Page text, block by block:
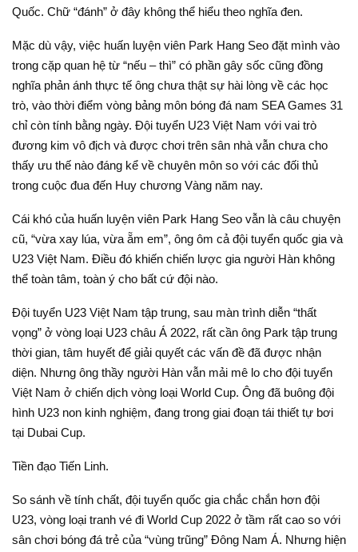
Quốc. Chữ “đánh” ở đây không thể hiểu theo nghĩa đen.
Mặc dù vậy, việc huấn luyện viên Park Hang Seo đặt mình vào
trong cặp quan hệ từ “nếu – thì” có phần gây sốc cũng đồng
nghĩa phản ánh thực tế ông chưa thật sự hài lòng về các học
trò, vào thời điểm vòng bảng môn bóng đá nam SEA Games 31
chỉ còn tính bằng ngày. Đội tuyển U23 Việt Nam với vai trò
đương kim vô địch và được chơi trên sân nhà vẫn chưa cho
thấy ưu thế nào đáng kể về chuyên môn so với các đối thủ
trong cuộc đua đến Huy chương Vàng năm nay.
Cái khó của huấn luyện viên Park Hang Seo vẫn là câu chuyện
cũ, “vừa xay lúa, vừa ẵm em”, ông ôm cả đội tuyển quốc gia và
U23 Việt Nam. Điều đó khiến chiến lược gia người Hàn không
thể toàn tâm, toàn ý cho bất cứ đội nào.
Đội tuyển U23 Việt Nam tập trung, sau màn trình diễn “thất
vọng” ở vòng loại U23 châu Á 2022, rất cần ông Park tập trung
thời gian, tâm huyết để giải quyết các vấn đề đã được nhận
diện. Nhưng ông thầy người Hàn vẫn mải mê lo cho đội tuyển
Việt Nam ở chiến dịch vòng loại World Cup. Ông đã buông đội
hình U23 non kinh nghiệm, đang trong giai đoạn tái thiết tự bơi
tại Dubai Cup.
Tiền đạo Tiến Linh.
So sánh về tính chất, đội tuyển quốc gia chắc chắn hơn đội
U23, vòng loại tranh vé đi World Cup 2022 ở tầm rất cao so với
sân chơi bóng đá trẻ của “vùng trũng” Đông Nam Á. Nhưng hiện